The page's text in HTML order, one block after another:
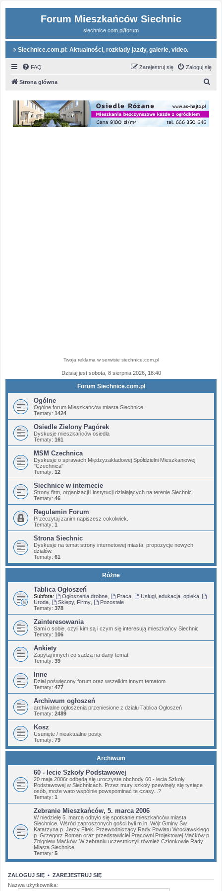
Forum Mieszkańców Siechnic
siechnice.com.pl/forum
Siechnice.com.pl: Aktualności, rozkłady jazdy, galerie, video.
FAQ Zaloguj się
Zarejestruj się
Strona główna
Twoja reklama w serwisie siechnice.com.pl
Dzisiaj jest sobota, 8 sierpnia 2026, 18:40
Forum Siechnice.com.pl
Ogólne
Ogólne forum Mieszkańców miasta Siechnice
Tematy: 1424
Osiedle Zielony Pagórek
Dyskusje mieszkańców osiedla
Tematy: 161
MSM Czechnica
Dyskusje o sprawach Międzyzakładowej Spółdzielni Mieszkaniowej
"Czechnica"
Tematy: 12
Siechnice w internecie
Strony firm, organizacji i instytucji działających na terenie Siechnic.
Tematy: 46
Regulamin Forum
Przeczytaj zanim napiszesz cokolwiek.
Tematy: 1
Strona Siechnic
Dyskusje na temat strony internetowej miasta, propozycje nowych
działów.
Tematy: 61
Różne
Tablica Ogłoszeń
Subfora: Ogłoszenia drobne, Praca, Usługi, edukacja, opieka,
Uroda
Sklepy, Firmy,
Pozostałe
Tematy: 378
Zainteresowania
Sami o sobie, czyli kim są i czym się interesują mieszkańcy Siechnic
Tematy: 106
Ankiety
Zapytaj innych co sądzą na dany temat
Tematy: 39
Inne
Dział poświęcony forum oraz wszelkim innym tematom.
Tematy: 477
Archiwum ogłoszeń
archiwalne ogłoszenia przeniesione z działu Tablica Ogłoszeń
Tematy: 2489
Kosz
Usunięte / nieaktualne posty.
Tematy: 79
Archiwum
60 - lecie Szkoły Podstawowej
20 maja 2006r odbędą się uroczyste obchody 60 - lecia Szkoły
Podstawowej w Siechnicach. Przez mury szkoły pzewinęły się tysiące
osób, może wato wspólnie powspominać te czasy...?
Tematy: 1
Zebranie Mieszkańców, 5. marca 2006
W niedzielę 5. marca odbyło się spotkanie mieszkańców miasta
Siechnice. Wśród zaproszonych gości byli m.in. Wójt Gminy Św.
Katarzyna p. Jerzy Fitek, Przewodniczący Rady Powiatu Wrocławskiego
p. Grzegorz Roman oraz przedstawiciel Pracowni Projektowej Maćków p.
Zbigniew Maćków. W zebraniu uczestniczyli również Członkowie Rady
Miasta Siechnice.
Tematy: 5
ZALOGUJ SIĘ • ZAREJESTRUJ SIĘ
Nazwa użytkownika: